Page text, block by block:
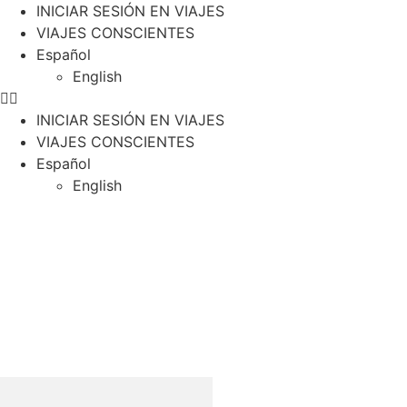
INICIAR SESIÓN EN VIAJES
VIAJES CONSCIENTES
Español
English
INICIAR SESIÓN EN VIAJES
VIAJES CONSCIENTES
Español
English